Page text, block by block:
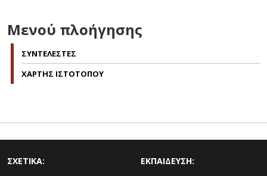
Μενού πλοήγησης
ΣΥΝΤΕΛΕΣΤΕΣ
ΧΑΡΤΗΣ ΙΣΤΟΤΟΠΟΥ
ΣΧΕΤΙΚΑ: ΕΚΠΑΙΔΕΥΣΗ: